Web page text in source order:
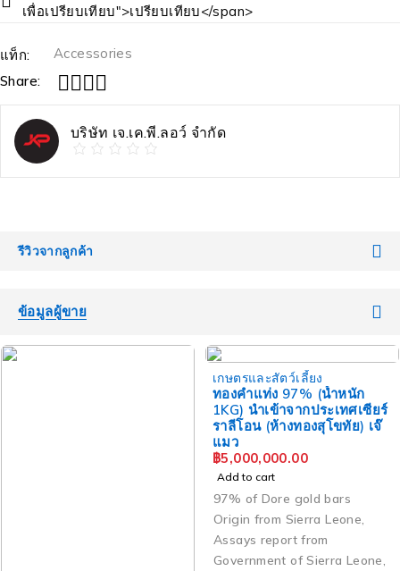
เพื่อเปรียบเทียบ">เปรียบเทียบ</span>
แท็ก:
Accessories
Share:
บริษัท เจ.เค.พี.ลอว์ จำกัด
รีวิวจากลูกค้า
ข้อมูลผู้ขาย
เกษตรและสัตว์เลี้ยง
ทองคำแท่ง 97% (น้ำหนัก
1KG) นำเข้าจากประเทศเซียร์
ราลีโอน (ห้างทองสุโขทัย) เจ๊
แมว
฿5,000,000.00
Add to cart
97% of Dore gold bars
Origin from Sierra Leone,
Assays report from
Government of Sierra Leone,